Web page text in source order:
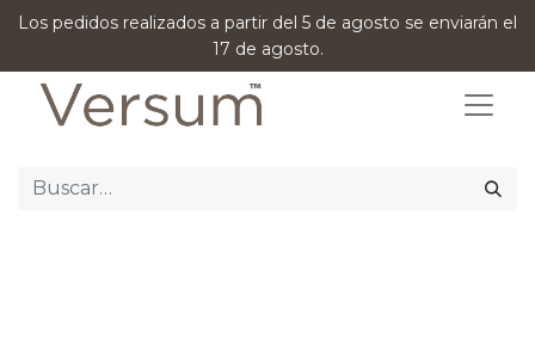
Los pedidos realizados a partir del 5 de agosto se enviarán el
17 de agosto.